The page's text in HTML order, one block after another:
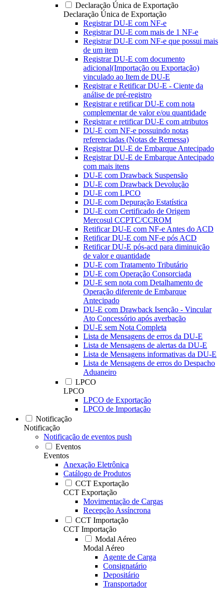
Declaração Única de Exportação
Declaração Única de Exportação
Registrar DU-E com NF-e
Registrar DU-E com mais de 1 NF-e
Registrar DU-E com NF-e que possui mais
de um item
Registrar DU-E com documento
adicional(Importação ou Exportação)
vinculado ao Item de DU-E
Registrar e Retificar DU-E - Ciente da
análise de pré-registro
Registrar e retificar DU-E com nota
complementar de valor e/ou quantidade
Registrar e retificar DU-E com atributos
DU-E com NF-e possuindo notas
referenciadas (Notas de Remessa)
Registrar DU-E de Embarque Antecipado
Registrar DU-E de Embarque Antecipado
com mais itens
DU-E com Drawback Suspensão
DU-E com Drawback Devolução
DU-E com LPCO
DU-E com Depuração Estatística
DU-E com Certificado de Origem
Mercosul CCPTC/CCROM
Retificar DU-E com NF-e Antes do ACD
Retificar DU-E com NF-e pós ACD
Retificar DU-E pós-acd para diminuição
de valor e quantidade
DU-E com Tratamento Tributário
DU-E com Operação Consorciada
DU-E sem nota com Detalhamento de
Operação diferente de Embarque
Antecipado
DU-E com Drawback Isenção - Vincular
Ato Concessório após averbação
DU-E sem Nota Completa
Lista de Mensagens de erros da DU-E
Lista de Mensagens de alertas da DU-E
Lista de Mensagens informativas da DU-E
Lista de Mensagens de erros do Despacho
Aduaneiro
LPCO
LPCO
LPCO de Exportação
LPCO de Importação
Notificação
Notificação
Notificação de eventos push
Eventos
Eventos
Anexação Eletrônica
Catálogo de Produtos
CCT Exportação
CCT Exportação
Movimentação de Cargas
Recepção Assíncrona
CCT Importação
CCT Importação
Modal Aéreo
Modal Aéreo
Agente de Carga
Consignatário
Depositário
Transportador